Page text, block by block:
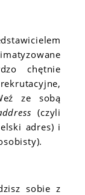
chętnie
ze sobą
(czyli
adres) i
sobie z